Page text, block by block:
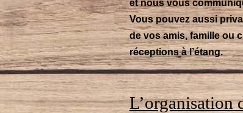
et nous vous
Vous pouvez aussi
de vos amis, famille ou
réceptions à l’étang.
L’organisation